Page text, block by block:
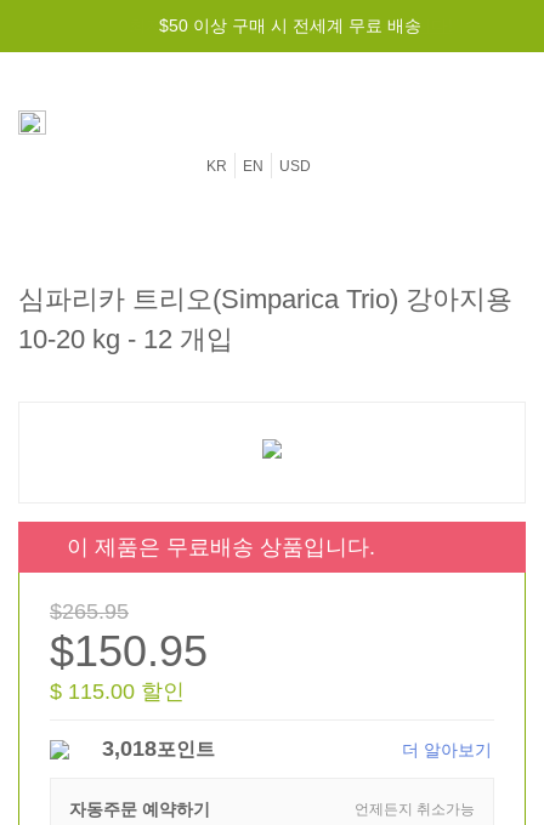
$50 이상 구매 시 전세계 무료 배송
KR EN USD
심파리카 트리오(Simparica Trio) 강아지용
10-20 kg - 12 개입
이 제품은 무료배송 상품입니다.
$265.95
$150.95
$ 115.00 할인
3,018포인트 더 알아보기
언제든지 취소가능
자동주문 예약하기